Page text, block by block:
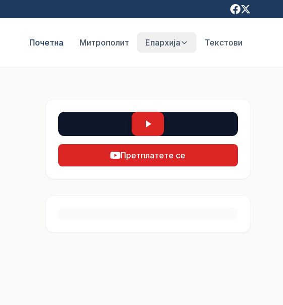
Почетна Митрополит Епархија Текстови
Претплатете се